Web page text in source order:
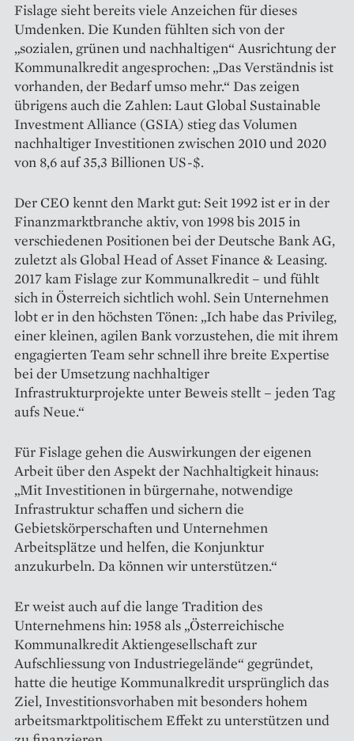
Fislage sieht bereits viele Anzeichen für dieses
Umdenken. Die Kunden fühlten sich von der
„sozialen, grünen und nachhaltigen“ Ausrichtung der
Kommunalkredit angesprochen: „Das Verständnis ist
vorhanden, der Bedarf umso mehr.“ Das zeigen
übrigens auch die Zahlen: Laut Global Sustainable
Investment Alliance (GSIA) stieg das Volumen
nachhaltiger Investitionen zwischen 2010 und 2020
von 8,6 auf 35,3 Billionen US-$.
Der CEO kennt den Markt gut: Seit 1992 ist er in der
Finanzmarktbranche aktiv, von 1998 bis 2015 in
verschiedenen Positionen bei der Deutsche Bank AG,
zuletzt als Global Head of Asset Finance & Leasing.
2017 kam Fislage zur Kommunalkredit – und fühlt
sich in Österreich sichtlich wohl. Sein Unternehmen
lobt er in den höchsten Tönen: „Ich habe das Privileg,
einer kleinen, agilen Bank vorzustehen, die mit ihrem
engagierten Team sehr schnell ihre breite Expertise
bei der Umsetzung nachhaltiger
Infrastrukturprojekte unter Beweis stellt – jeden Tag
aufs Neue.“
Für Fislage gehen die Auswirkungen der eigenen
Arbeit über den Aspekt der Nachhaltigkeit hinaus:
„Mit Investitionen in bürgernahe, notwendige
Infrastruktur schaffen und sichern die
Gebietskörperschaften und Unternehmen
Arbeitsplätze und helfen, die Konjunktur
anzukurbeln. Da können wir unterstützen.“
Er weist auch auf die lange Tradition des
Unternehmens hin: 1958 als „Österreichische
Kommunalkredit Aktiengesellschaft zur
Aufschliessung von Industriegelände“ gegründet,
hatte die heutige Kommunalkredit ursprünglich das
Ziel, Investitionsvorhaben mit besonders hohem
arbeitsmarktpolitischem Effekt zu unterstützen und